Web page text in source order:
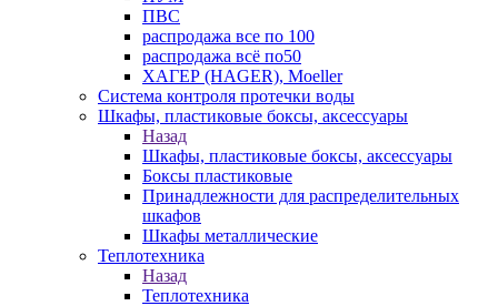
ПВС
распродажа все по 100
распродажа всё по50
ХАГЕР (HAGER), Moeller
Система контроля протечки воды
Шкафы, пластиковые боксы, аксессуары
Назад
Шкафы, пластиковые боксы, аксессуары
Боксы пластиковые
Принадлежности для распределительных
шкафов
Шкафы металлические
Теплотехника
Назад
Теплотехника